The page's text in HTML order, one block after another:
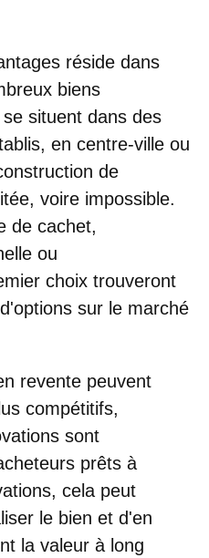
réside dans
biens
situent dans des
en centre-ville ou
de
voire impossible.
de cachet,
ou
choix trouveront
sur le marché
revente peuvent
compétitifs,
sont
prêts à
cela peut
le bien et d'en
la valeur à long